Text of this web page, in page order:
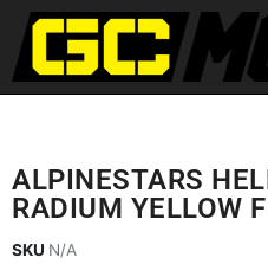
ALPINESTARS
RADIUM YELLOW
SKU N/A